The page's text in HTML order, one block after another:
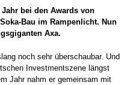
bei den Awards von
Bau im Rampenlicht. Nun
Axa.
noch sehr überschaubar. Und
Investmentszene längst
Jahr nahm er gemeinsam mit